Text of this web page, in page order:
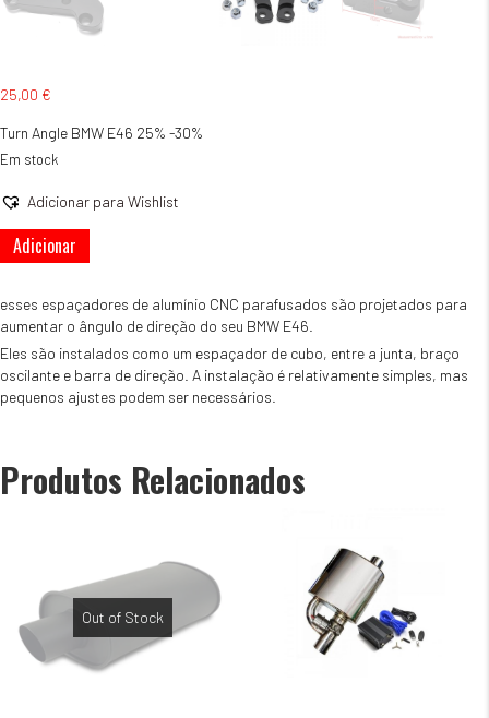
25,00 €
Turn Angle BMW E46 25% -30%
Em stock
Adicionar para Wishlist
Quantidade
de
Angle
BMW
E46
25%
-30%
Adicionar
esses espaçadores de alumínio CNC parafusados ​​são projetados para
aumentar o ângulo de direção do seu BMW E46.
Eles são instalados como um espaçador de cubo, entre a junta, braço
oscilante e barra de direção. A instalação é relativamente simples, mas
pequenos ajustes podem ser necessários.
Produtos Relacionados
Out of Stock